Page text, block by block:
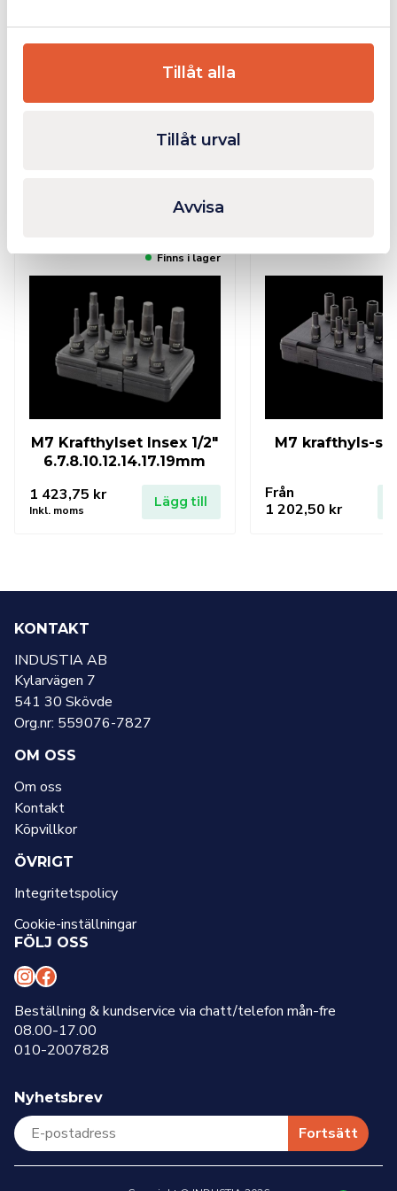
Tillåt alla
Tillåt urval
Avvisa
Storlekar: 17 mm, 19 mm och 21 mm
Relaterade produkter
Finns i lager
M7 Krafthylset Insex 1/2″
6.7.8.10.12.14.17.19mm
1 423,75 kr
Inkl. moms
Lägg till
M7 krafthyls-
Från
1 202,50 kr
KONTAKT
INDUSTIA AB
Kylarvägen 7
541 30 Skövde
Org.nr: 559076-7827
OM OSS
Om oss
Kontakt
Köpvillkor
ÖVRIGT
Integritetspolicy
Cookie-inställningar
FÖLJ OSS
I
n
s
t
a
g
r
a
F
a
c
e
b
o
o
k
Beställning & kundservice via chatt/telefon mån-fre
08.00-17.00
010-2007828
Nyhetsbrev
Fortsätt